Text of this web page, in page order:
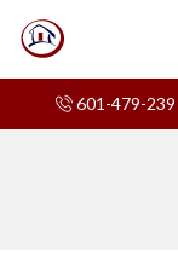
601-479-239